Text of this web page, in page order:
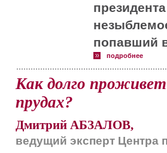
попавший
подробнее
Как долго
прудах?
Дмитрий АБЗАЛОВ,
ведущий эксперт Центра